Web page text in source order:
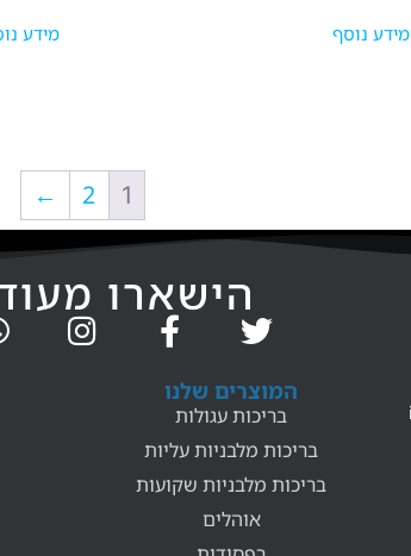
מידע נוסף מידע
1
2
←
הישארו
המוצרים שלנו
בריכות עגולות
בריכות מלבניות עליות
בריכות מלבניות שקועות
אוהלים